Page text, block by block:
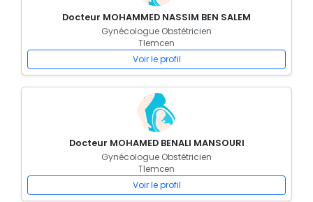
Docteur MOHAMMED NASSIM BEN SALEM
Gynécologue Obstétricien
Tlemcen
Voir le profil
Docteur MOHAMED BENALI MANSOURI
Gynécologue Obstétricien
Tlemcen
Voir le profil